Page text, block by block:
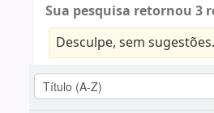
Sua pesquisa retornou 3
Desculpe, sem sugestões.